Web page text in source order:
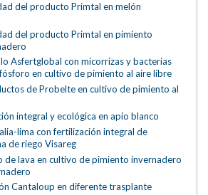
del producto Primtal en melón
del producto Primtal en pimiento
Asfertglobal con micorrizas y bacterias
en cultivo de pimiento al aire libre
de Probelte en cultivo de pimiento al
integral y ecológica en apio blanco
lima con fertilización integral de
de riego Visareg
de lava en cultivo de pimiento invernadero
Cantaloup en diferente trasplante